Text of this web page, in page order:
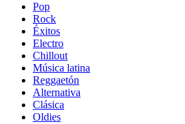
Pop
Rock
Éxitos
Electro
Chillout
Música latina
Reggaetón
Alternativa
Clásica
Oldies